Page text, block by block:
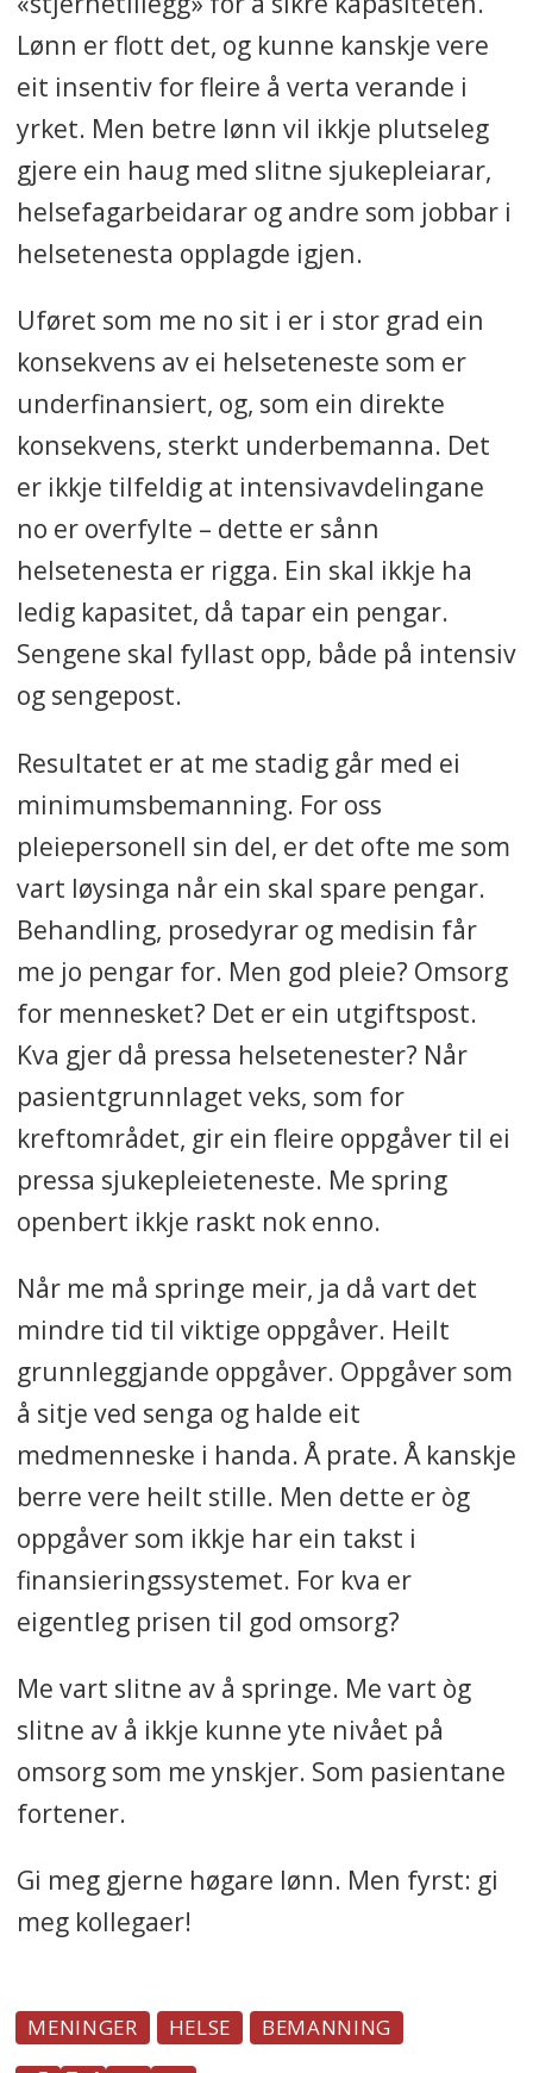
Lønn er flott det, og kunne kanskje vere
eit insentiv for fleire å verta verande i
yrket. Men betre lønn vil ikkje plutseleg
gjere ein haug med slitne sjukepleiarar,
helsefagarbeidarar og andre som jobbar i
helsetenesta opplagde igjen.
Uføret som me no sit i er i stor grad ein
konsekvens av ei helseteneste som er
underfinansiert, og, som ein direkte
konsekvens, sterkt underbemanna. Det
er ikkje tilfeldig at intensivavdelingane
no er overfylte – dette er sånn
helsetenesta er rigga. Ein skal ikkje ha
ledig kapasitet, då tapar ein pengar.
Sengene skal fyllast opp, både på intensiv
og sengepost.
Resultatet er at me stadig går med ei
minimumsbemanning. For oss
pleiepersonell sin del, er det ofte me som
vart løysinga når ein skal spare pengar.
Behandling, prosedyrar og medisin får
me jo pengar for. Men god pleie? Omsorg
for mennesket? Det er ein utgiftspost.
Kva gjer då pressa helsetenester? Når
pasientgrunnlaget veks, som for
kreftområdet, gir ein fleire oppgåver til ei
pressa sjukepleieteneste. Me spring
openbert ikkje raskt nok enno.
Når me må springe meir, ja då vart det
mindre tid til viktige oppgåver. Heilt
grunnleggjande oppgåver. Oppgåver som
å sitje ved senga og halde eit
medmenneske i handa. Å prate. Å kanskje
berre vere heilt stille. Men dette er òg
oppgåver som ikkje har ein takst i
finansieringssystemet. For kva er
eigentleg prisen til god omsorg?
Me vart slitne av å springe. Me vart òg
slitne av å ikkje kunne yte nivået på
omsorg som me ynskjer. Som pasientane
fortener.
Gi meg gjerne høgare lønn. Men fyrst: gi
meg kollegaer!
MENINGER HELSE BEMANNING